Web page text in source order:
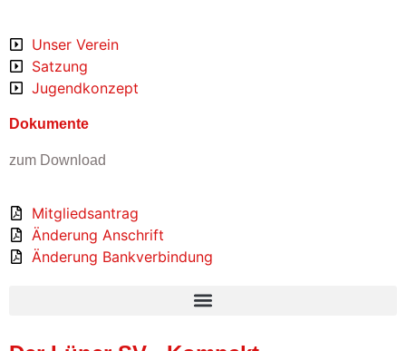
Unser Verein
Satzung
Jugendkonzept
Dokumente
zum Download
Mitgliedsantrag
Änderung Anschrift
Änderung Bankverbindung